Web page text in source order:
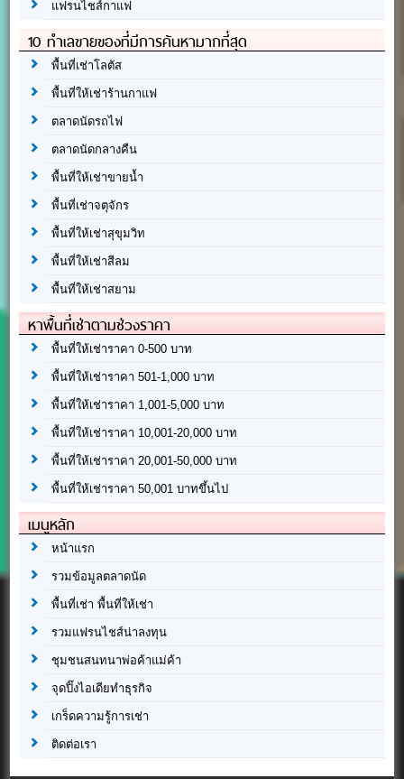
แฟรนไชส์กาแฟ
10 ทำเลขายของที่มีการค้นหามากที่สุด
พื้นที่เช่าโลตัส
พื้นที่ให้เช่าร้านกาแฟ
ตลาดนัดรถไฟ
ตลาดนัดกลางคืน
พื้นที่ให้เช่าขายน้ำ
พื้นที่เช่าจตุจักร
พื้นที่ให้เช่าสุขุมวิท
พื้นที่ให้เช่าสีลม
พื้นที่ให้เช่าสยาม
หาพื้นที่เช่าตามช่วงราคา
พื้นที่ให้เช่าราคา 0-500 บาท
พื้นที่ให้เช่าราคา 501-1,000 บาท
พื้นที่ให้เช่าราคา 1,001-5,000 บาท
พื้นที่ให้เช่าราคา 10,001-20,000 บาท
พื้นที่ให้เช่าราคา 20,001-50,000 บาท
พื้นที่ให้เช่าราคา 50,001 บาทขึ้นไป
เมนูหลัก
หน้าแรก
รวมข้อมูลตลาดนัด
พื้นที่เช่า พื้นที่ให้เช่า
รวมแฟรนไชส์น่าลงทุน
ชุมชนสนทนาพ่อค้าแม่ค้า
จุดปิ๊งไอเดียทำธุรกิจ
เกร็ดความรู้การเช่า
ติดต่อเรา